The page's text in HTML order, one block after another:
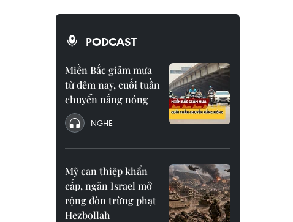
PODCAST
Miền Bắc giảm mưa
từ đêm nay, cuối tuần
chuyển nắng nóng
NGHE
Mỹ can thiệp khẩn
cấp, ngăn Israel mở
rộng đòn trừng phạt
Hezbollah